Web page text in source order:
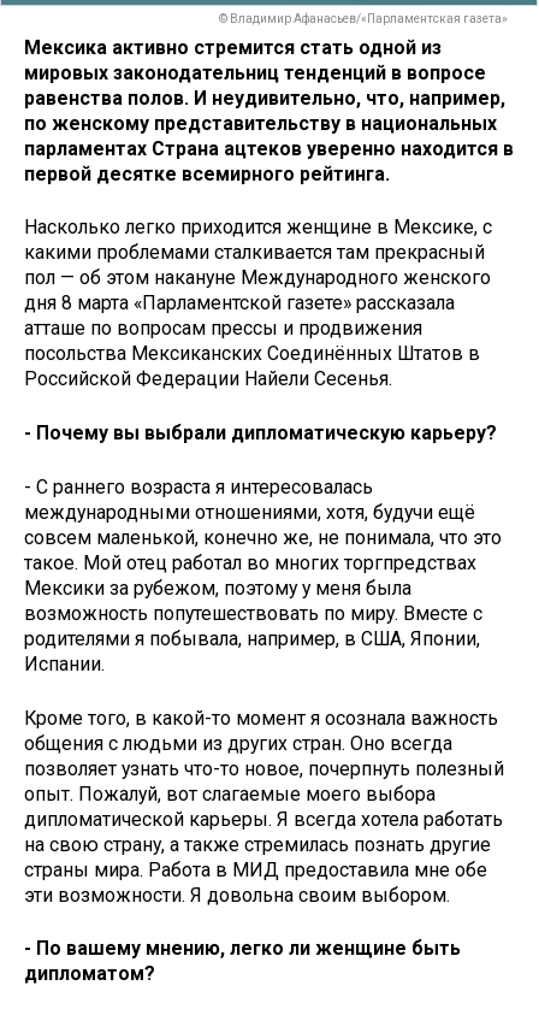
© Владимир Афанасьев/«Парламентская газета»
Мексика активно стремится стать одной из
мировых законодательниц тенденций в вопросе
равенства полов. И неудивительно, что, например,
по женскому представительству в национальных
парламентах Страна ацтеков уверенно находится в
первой десятке всемирного рейтинга.
Насколько легко приходится женщине в Мексике, с
какими проблемами сталкивается там прекрасный
пол — об этом накануне Международного женского
дня 8 марта «Парламентской газете» рассказала
атташе по вопросам прессы и продвижения
посольства Мексиканских Соединённых Штатов в
Российской Федерации Найели Сесенья.
- Почему вы выбрали дипломатическую карьеру?
- С раннего возраста я интересовалась
международными отношениями, хотя, будучи ещё
совсем маленькой, конечно же, не понимала, что это
такое. Мой отец работал во многих торгпредствах
Мексики за рубежом, поэтому у меня была
возможность попутешествовать по миру. Вместе с
родителями я побывала, например, в США, Японии,
Испании.
Кроме того, в какой-то момент я осознала важность
общения с людьми из других стран. Оно всегда
позволяет узнать что-то новое, почерпнуть полезный
опыт. Пожалуй, вот слагаемые моего выбора
дипломатической карьеры. Я всегда хотела работать
на свою страну, а также стремилась познать другие
страны мира. Работа в МИД предоставила мне обе
эти возможности. Я довольна своим выбором.
- По вашему мнению, легко ли женщине быть
дипломатом?